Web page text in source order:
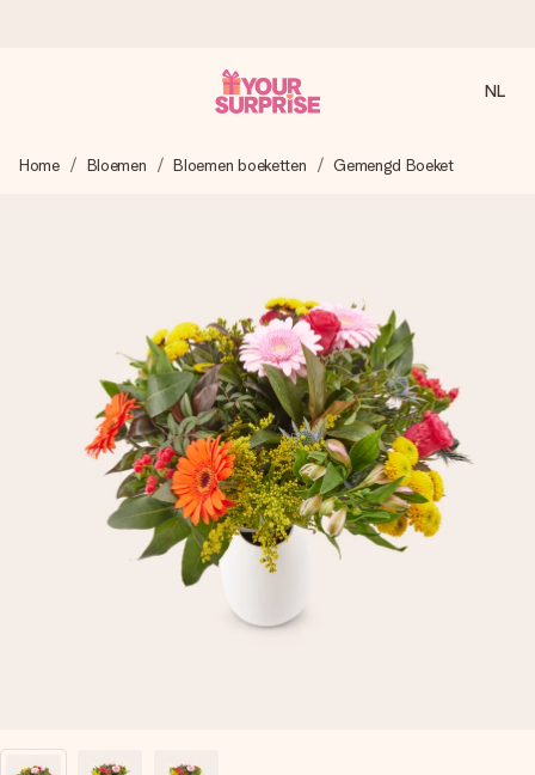
We maken jouw cadeau met zorg en zorgen dat het
4,8 (gebaseerd op +8.000 reviews)
Onze cadeaus worden gewaardeerd. Klanten beoordelen
ons met een 4,7 op Google Reviews
Gratis wenskaartje
Je maakt in een paar stappen iets unieks – met haar naam,
jullie foto of een boodschap die raakt. Zonder gedoe, maar
met alle aandacht voor het moment.
NL
Home Bloemen Bloemen boeketten Gemengd Boeket